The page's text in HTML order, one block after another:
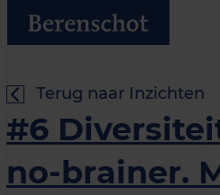
Terug naar Inzichten
#6
no-brainer.